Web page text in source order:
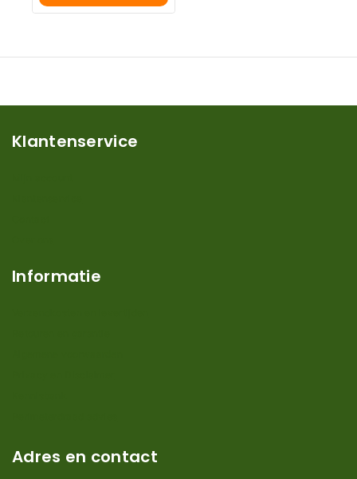
Winkelwagen
Klantenservice
Informatie
Adres en contact